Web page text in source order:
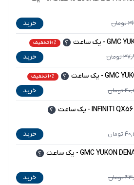
تومان خرید
10% تخفیف
تومان خرید
10% تخفیف
تومان خرید
تومان خرید
تومان خرید